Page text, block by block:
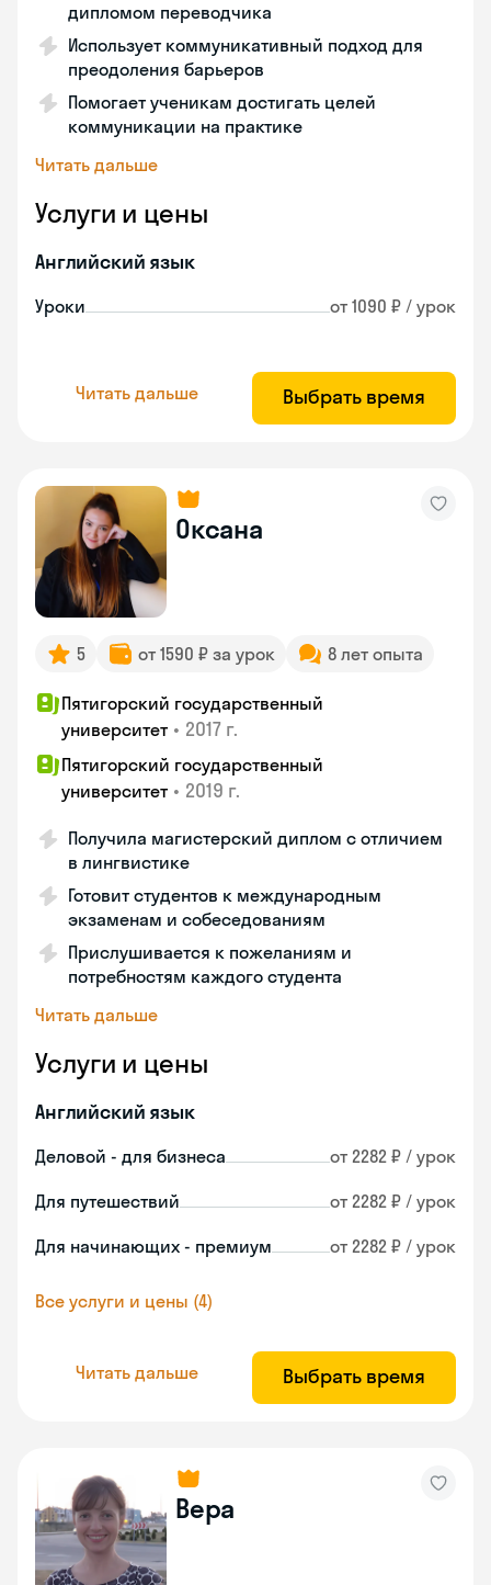
дипломом переводчика
Использует коммуникативный подход для
преодоления барьеров
Помогает ученикам достигать целей
коммуникации на практике
Читать дальше
Услуги и цены
Английский язык
Уроки от 1090 ₽ / урок
Читать дальше Выбрать время
Оксана
5 от 1590 ₽ за урок 8 лет опыта
Пятигорский государственный
университет • 2017 г.
Пятигорский государственный
университет • 2019 г.
Получила магистерский диплом с отличием
в лингвистике
Готовит студентов к международным
экзаменам и собеседованиям
Прислушивается к пожеланиям и
потребностям каждого студента
Читать дальше
Услуги и цены
Английский язык
Деловой - для бизнеса от 2282 ₽ / урок
Для путешествий от 2282 ₽ / урок
Для начинающих - премиум от 2282 ₽ / урок
Все услуги и цены (4)
Читать дальше Выбрать время
Вера